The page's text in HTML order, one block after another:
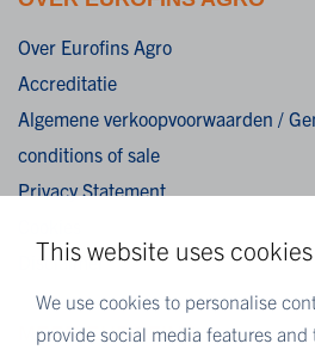
This website uses cookies
We use cookies to personalise
provide social media features and
Over Eurofins Agro
Accreditatie
Algemene verkoopvoorwaarden /
conditions of sale
Privacy Statement
Disclaimer
MEER EUROFINS